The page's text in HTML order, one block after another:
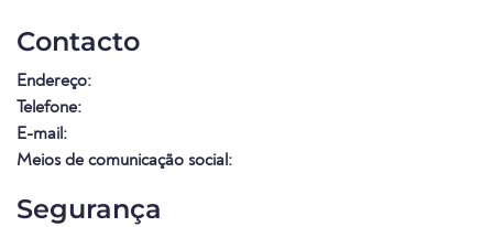
Contacto
Endereço:
Telefone:
E-mail:
Meios de comunicação social:
Segurança